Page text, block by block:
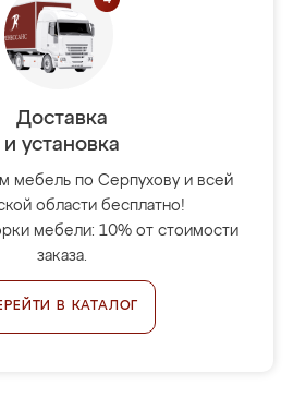
Доставка
и установка
мебель по Серпухову и всей
области бесплатно!
мебели: 10% от стоимости
заказа.
В КАТАЛОГ